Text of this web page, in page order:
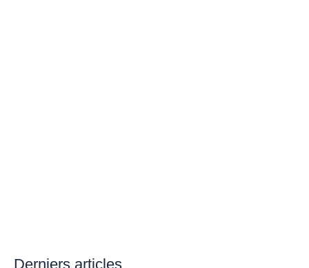
Derniers articles